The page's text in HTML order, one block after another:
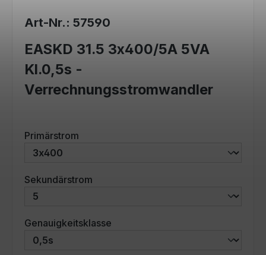
Art-Nr.: 57590
EASKD 31.5 3x400/5A 5VA
Kl.0,5s -
Verrechnungsstromwandler
Primärstrom
Sekundärstrom
Genauigkeitsklasse